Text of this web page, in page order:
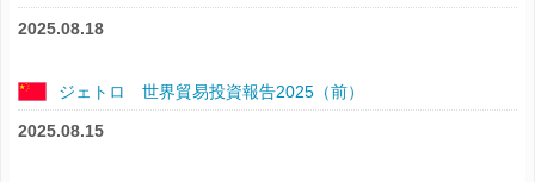
2025.08.18
ジェトロ 世界貿易投資報告2025（前）
2025.08.15